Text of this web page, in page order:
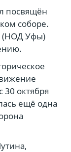
посвящён
соборе.
(НОД Уфы)
30 октября
ещё одна